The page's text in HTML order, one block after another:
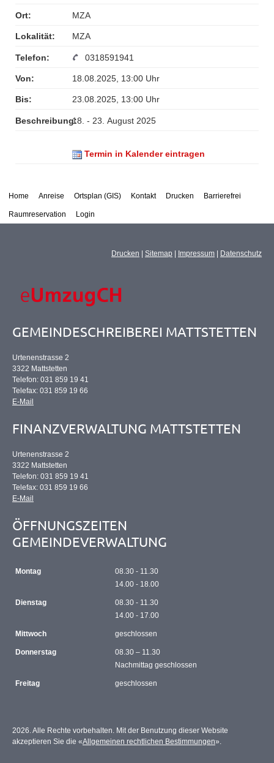
Ort: MZA
Lokalität: MZA
Telefon: 0318591941
Von: 18.08.2025, 13:00 Uhr
Bis: 23.08.2025, 13:00 Uhr
Beschreibung:18. - 23. August 2025
Termin in Kalender eintragen
Home Anreise Ortsplan (GIS) Kontakt Drucken Barrierefrei
Raumreservation Login
Drucken Sitemap Impressum Datenschutz
GEMEINDESCHREIBEREI MATTSTETTEN
Urtenenstrasse 2
3322 Mattstetten
Telefon: 031 859 19 41
Telefax: 031 859 19 66
E-Mail
FINANZVERWALTUNG MATTSTETTEN
Urtenenstrasse 2
3322 Mattstetten
Telefon: 031 859 19 41
Telefax: 031 859 19 66
E-Mail
ÖFFNUNGSZEITEN
GEMEINDEVERWALTUNG
Montag
08.30 - 11.30
14.00 - 18.00
Dienstag
08.30 - 11.30
14.00 - 17.00
Mittwoch geschlossen
Donnerstag
08.30 – 11.30
Nachmittag geschlossen
Freitag geschlossen
2026. Alle Rechte vorbehalten. Mit der Benutzung dieser Website
akzeptieren Sie die «Allgemeinen rechtlichen Bestimmungen».